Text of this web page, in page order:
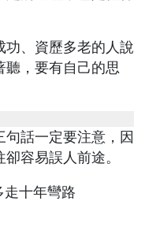
功、資歷多老的人說
聽，要有自己的思
話一定要注意，因
容易誤人前途。